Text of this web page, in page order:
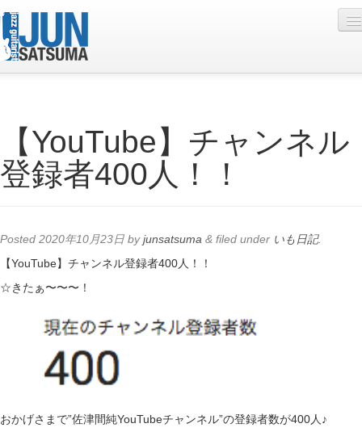
Live Schedule
Discography
Contact
YouTube
Online Lesson
【YouTube】チャンネル
登録者400人！！
Posted 2020年10月23日 byjunsatsuma & filed under いも日記.
【YouTube】チャンネル登録者400人！！
☆きたぁ〜〜〜！
おかげさまで”佐津間純YouTubeチャンネル”の登録者数が400人♪